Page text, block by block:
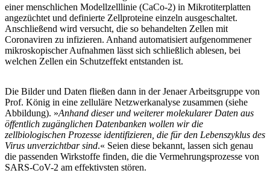
einer menschlichen Modellzelllinie (CaCo-2) in Mikrotiterplatten
angezüchtet und definierte Zellproteine einzeln ausgeschaltet.
Anschließend wird versucht, die so behandelten Zellen mit
Coronaviren zu infizieren. Anhand automatisiert aufgenommener
mikroskopischer Aufnahmen lässt sich schließlich ablesen, bei
welchen Zellen ein Schutzeffekt entstanden ist.
Die Bilder und Daten fließen dann in der Jenaer Arbeitsgruppe von
Prof. König in eine zelluläre Netzwerkanalyse zusammen (siehe
Abbildung). »Anhand dieser und weiterer molekularer Daten aus
öffentlich zugänglichen Datenbanken wollen wir die
zellbiologischen Prozesse identifizieren, die für den Lebenszyklus des
Virus unverzichtbar sind.« Seien diese bekannt, lassen sich genau
die passenden Wirkstoffe finden, die die Vermehrungsprozesse von
SARS-CoV-2 am effektivsten stören.